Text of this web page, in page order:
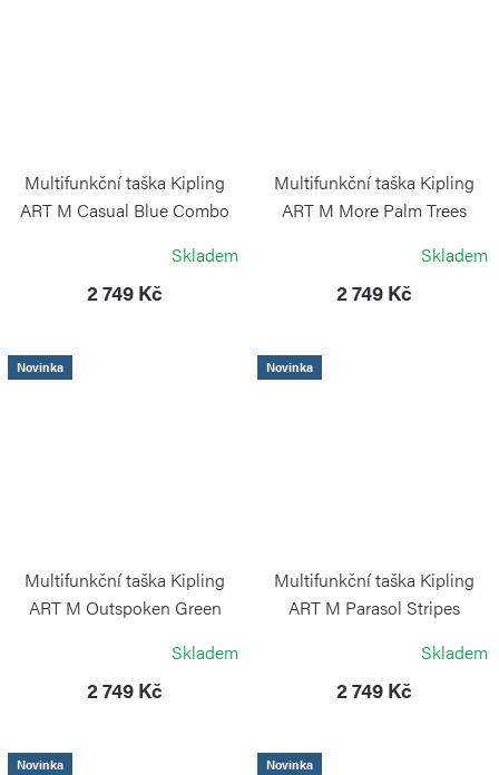
Multifunkční taška Kipling
ART M Casual Blue Combo
Skladem
2 749 Kč
Multifunkční taška Kipling
ART M More Palm Trees
Skladem
2 749 Kč
Novinka
Multifunkční taška Kipling
ART M Outspoken Green
Skladem
2 749 Kč
Novinka
Multifunkční taška Kipling
ART M Parasol Stripes
Skladem
2 749 Kč
Novinka
Novinka